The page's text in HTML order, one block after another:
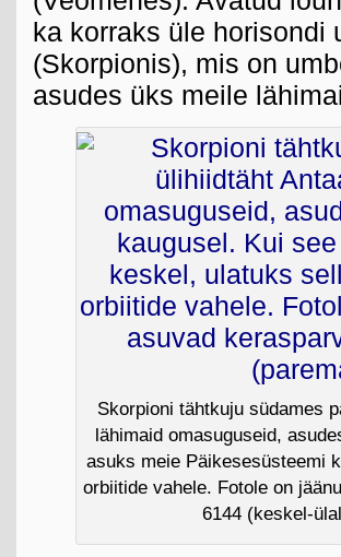
ka korraks üle horisondi
(Skorpionis), mis on
asudes üks meile
Skorpioni tähtkuju südames
lähimaid omasuguseid,
asuks meie Päikesesüsteemi
orbiitide vahele. Fotole on
6144 (keskel-